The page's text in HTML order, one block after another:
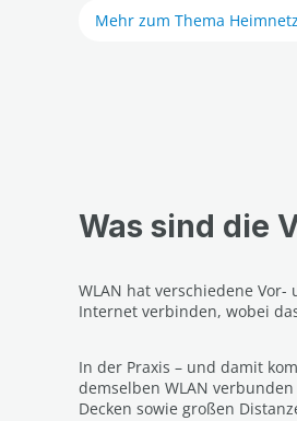
Mehr zum Thema
Was sind die
WLAN hat verschiedene
Internet verbinden, wobei
In der Praxis – und damit
demselben WLAN
Decken sowie großen